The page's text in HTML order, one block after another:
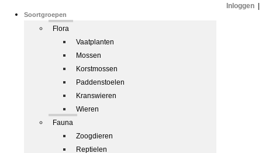
Soortgroepen
Flora
Vaatplanten
Mossen
Korstmossen
Paddenstoelen
Kranswieren
Wieren
Fauna
Zoogdieren
Reptielen
Inloggen